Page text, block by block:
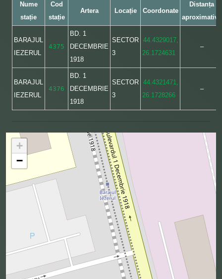
Nume
stație
Cod
stație
Artera Locație Coordonate
Distanța
aproximativă
BARAJUL
IEZERUL
4375
BD. 1
DECEMBRIE
1918
SECTOR
3
44.4329017,
26.1724631
–
BARAJUL
IEZERUL
4376
BD. 1
DECEMBRIE
1918
SECTOR
3
44.4321471,
26.1728266
–
+
−